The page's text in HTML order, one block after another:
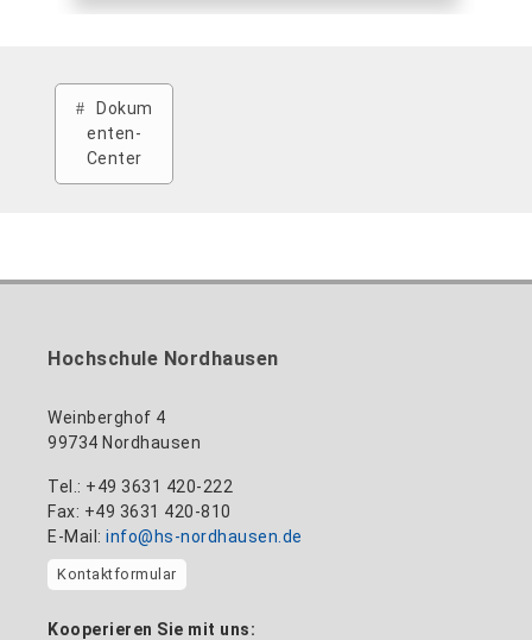
Dokum
enten-
Center
Hochschule Nordhausen
Weinberghof 4
99734 Nordhausen
Tel.: +49 3631 420-222
Fax: +49 3631 420-810
E-Mail: info@hs-nordhausen.de
Kontaktformular
Kooperieren Sie mit uns: